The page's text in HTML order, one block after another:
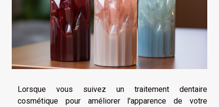
Lorsque vous suivez un traitement dentaire
cosmétique pour améliorer l'apparence de votre